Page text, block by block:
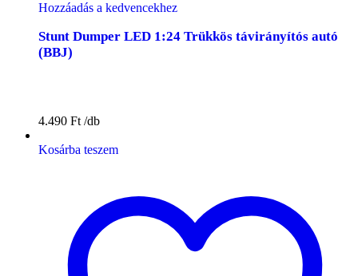
Hozzáadás a kedvencekhez
Stunt Dumper LED 1:24 Trükkös távirányítós autó
(BBJ)
4.490 Ft
Kosárba teszem